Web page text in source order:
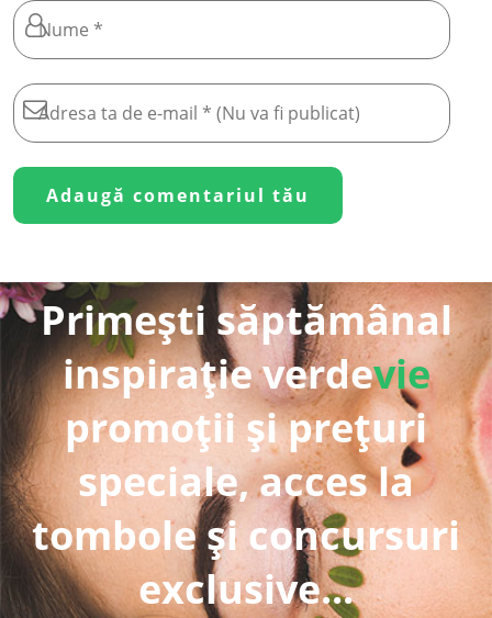
Primești săptămânal
inspirație verdevie
promoții și prețuri
speciale, acces la
tombole și concursuri
exclusive...